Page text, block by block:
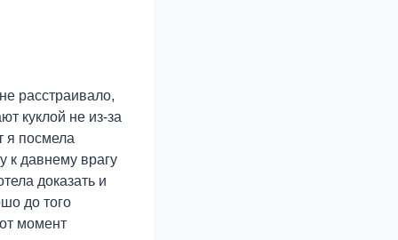
расстраивало,
куклой не из-за
я посмела
к давнему врагу
доказать и
до того
момент